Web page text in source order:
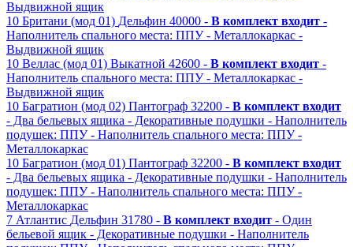
Выдвижной ящик
10 Британи (мод 01) Дельфин 40000 - В комплект входит -
Наполнитель спального места: ППУ - Металлокаркас -
Выдвижной ящик
10 Веллас (мод 01) Выкатной 42600 - В комплект входит -
Наполнитель спального места: ППУ - Металлокаркас -
Выдвижной ящик
10 Багратион (мод 02) Пантограф 32200 - В комплект входит
- Два бельевых ящика - Декоративные подушки - Наполнитель
подушек: ППУ - Наполнитель спального места: ППУ -
Металлокаркас
10 Багратион (мод 01) Пантограф 32200 - В комплект входит
- Два бельевых ящика - Декоративные подушки - Наполнитель
подушек: ППУ - Наполнитель спального места: ППУ -
Металлокаркас
7 Атлантис Дельфин 31780 - В комплект входит - Один
бельевой ящик - Декоративные подушки - Наполнитель